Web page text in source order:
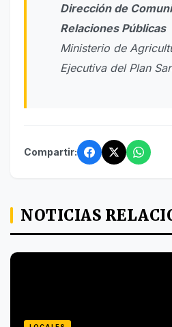
Dirección de
Relaciones Públicas
Ministerio de
Ejecutiva del Plan
Compartir:
NOTICIAS